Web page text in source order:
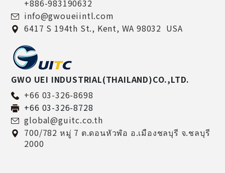
+886-983190632
info@gwoueiintl.com
6417 S 194th St., Kent, WA 98032 USA
GWO UEI INDUSTRIAL(THAILAND)CO.,LTD.
+66 03-326-8698
+66 03-326-8728
global@guitc.co.th
700/782 หมู่ 7 ต.ดอนหัวฬ่อ อ.เมืองชลบุรี จ.ชลบุรี
2000